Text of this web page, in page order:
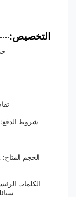
التخصيص:
شروط الدفع: 30% راسب، الرصيد المدفوع قبل الشحن
الحجم المتاح: R: ضياء 8-800؛ ف: 12-500x100-1000
الكلمات
سبائك